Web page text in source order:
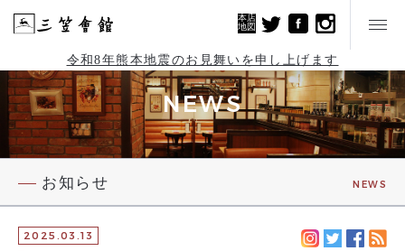
本店
地図
令和8年熊本地震のお見舞いを申し上げます
NEWS
お知らせ NEWS
2025.03.13